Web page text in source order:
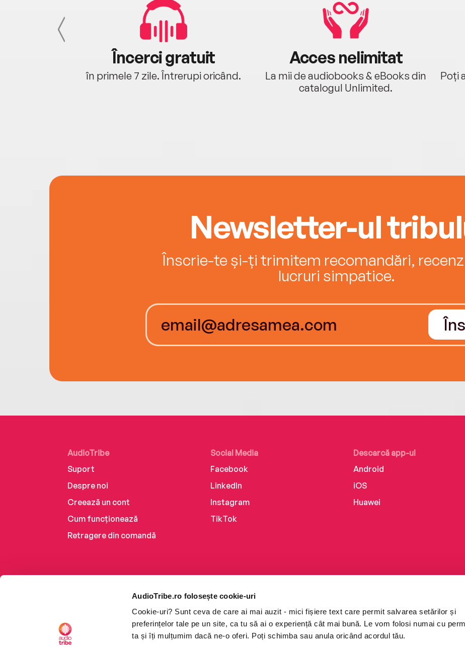
AudioTribe.ro folosește cookie-uri
Cookie-uri? Sunt ceva de care ai mai auzit - mici fișiere text care permit salvarea setărilor și
preferințelor tale pe un site, ca tu să ai o experiență cât mai bună. Le vom folosi numai cu
ta și îți mulțumim dacă ne-o oferi. Poți schimba sau anula oricând acordul tău.
Încerci gratuit
în primele 7 zile. Întrerupi oricând.
Acces nelimitat
La mii de audiobooks & eBooks din
catalogul Unlimited.
Poți
Newsletter-ul
Înscrie-te și-ți trimitem recomandări,
lucruri simpatice.
AudioTribe
Suport
Despre noi
Creează un cont
Cum funcționează
Retragere din comandă
Social Media
Facebook
LinkedIn
Instagram
TikTok
Descarcă app-ul
Android
iOS
Huawei